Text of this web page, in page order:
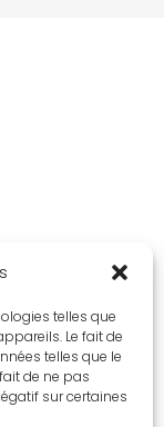
telles que
Le fait de
telles que le
de ne pas
sur certaines